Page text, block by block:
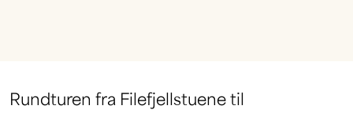
Rundturen fra Filefjellstuene til